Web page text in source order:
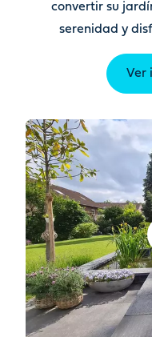
convertir su
serenidad y
Ver